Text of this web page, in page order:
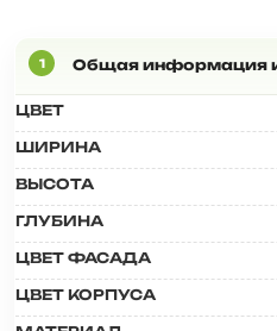
ЦВЕТ
ШИРИНА
ВЫСОТА
ГЛУБИНА
ЦВЕТ ФАСАДА
ЦВЕТ КОРПУСА